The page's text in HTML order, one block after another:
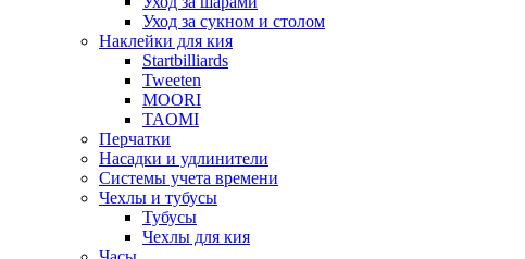
Уход за сукном и столом
Наклейки для кия
Startbilliards
Tweeten
MOORI
TAOMI
Перчатки
Насадки и удлинители
Системы учета времени
Чехлы и тубусы
Тубусы
Чехлы для кия